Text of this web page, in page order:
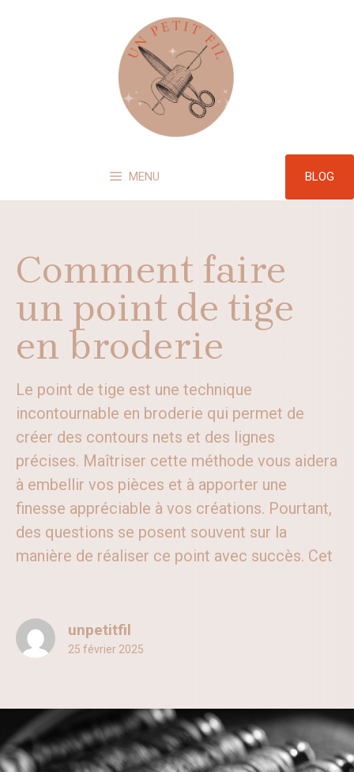
MENU BLOG
Comment faire
un point de tige
en broderie
Le point de tige est une technique
incontournable en broderie qui permet de
créer des contours nets et des lignes
précises. Maîtriser cette méthode vous aidera
à embellir vos pièces et à apporter une
finesse appréciable à vos créations. Pourtant,
des questions se posent souvent sur la
manière de réaliser ce point avec succès. Cet
unpetitfil
25 février 2025